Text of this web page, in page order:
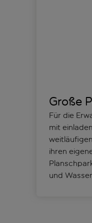
Große
Für die
mit
ihren
und